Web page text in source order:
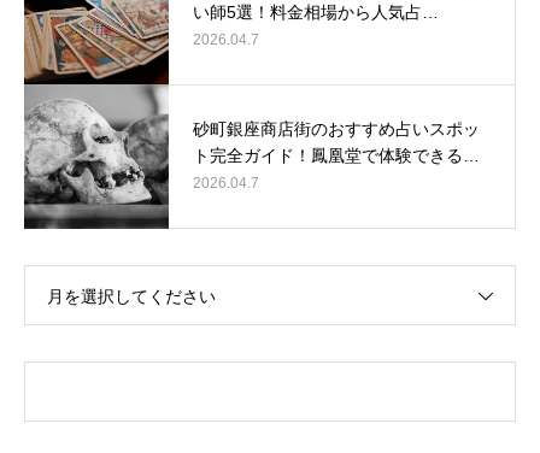
い師5選！料金相場から人気占…
2026.04.7
砂町銀座商店街のおすすめ占いスポッ
ト完全ガイド！鳳凰堂で体験できる…
2026.04.7
月を選択してください